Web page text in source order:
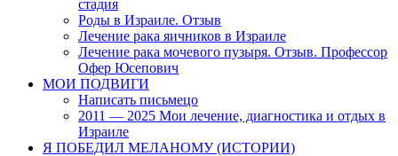
стадия
Роды в Израиле. Отзыв
Лечение рака яичников в Израиле
Лечение рака мочевого пузыря. Отзыв. Профессор
Офер Юсепович
МОИ ПОДВИГИ
Написать письмецо
2011 — 2025 Мои лечение, диагностика и отдых в
Израиле
Я ПОБЕДИЛ МЕЛАНОМУ (ИСТОРИИ)